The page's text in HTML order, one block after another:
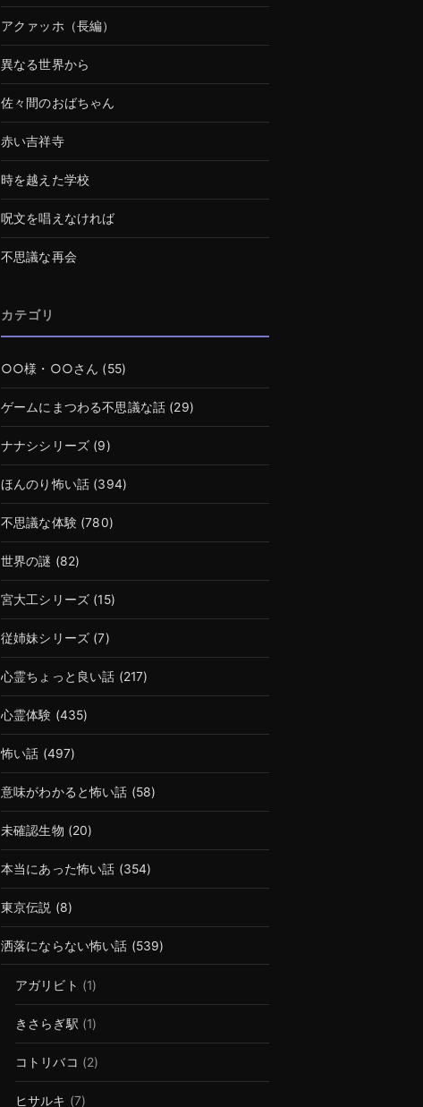
アクァッホ（長編）
異なる世界から
佐々間のおばちゃん
赤い吉祥寺
時を越えた学校
呪文を唱えなければ
不思議な再会
カテゴリ
○○様・○○さん (55)
ゲームにまつわる不思議な話 (29)
ナナシシリーズ (9)
ほんのり怖い話 (394)
不思議な体験(780)
世界の謎 (82)
宮大工シリーズ (15)
従姉妹シリーズ (7)
心霊ちょっと良い話 (217)
心霊体験 (435)
怖い話 (497)
意味がわかると怖い話 (58)
未確認生物 (20)
本当にあった怖い話 (354)
東京伝説 (8)
洒落にならない怖い話 (539)
アガリビト (1)
きさらぎ駅 (1)
コトリバコ (2)
ヒサルキ (7)